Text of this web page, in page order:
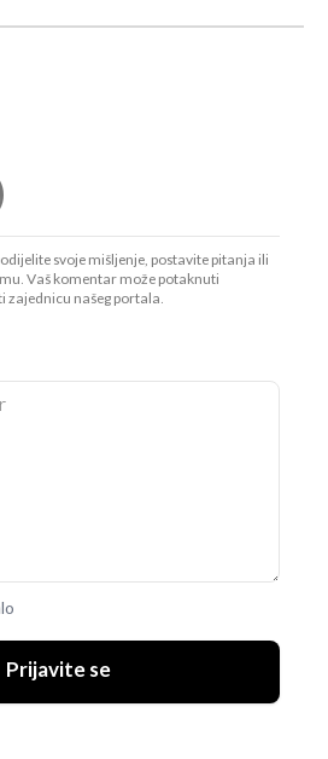
svoje mišljenje, postavite pitanja ili
Vaš komentar može potaknuti
zajednicu našeg portala.
Prijavite se